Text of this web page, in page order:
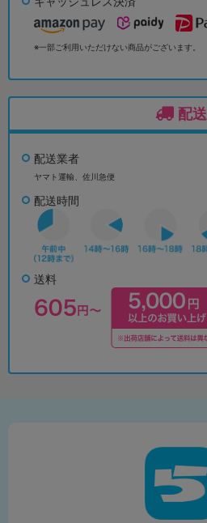
※一部ご利用いただけない商品がございます。
配送
配送業者
ヤマト運輸、佐川急便
配送時間
送料